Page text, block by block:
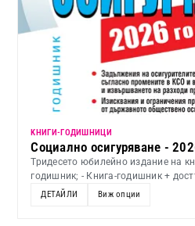
KНИГИ-ГОДИШНИЦИ
Социално осигуряване -
Тридесето юбилейно издание на
годишник; - Книга-годишник +
ДЕТАЙЛИ Виж опции